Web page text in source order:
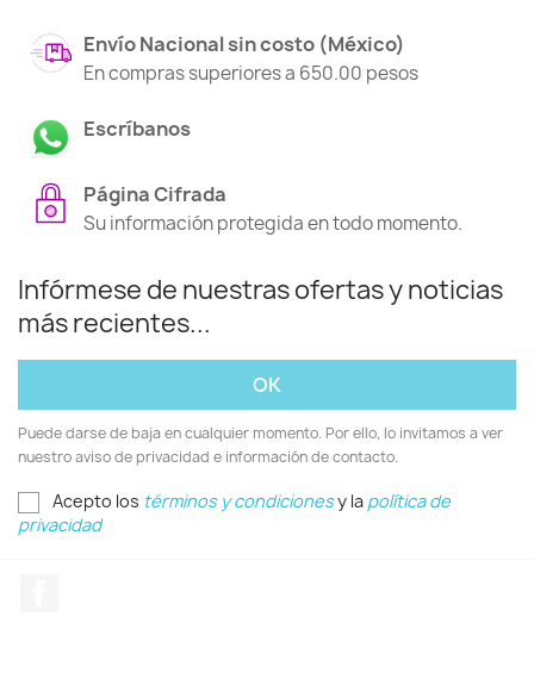
Envío Nacional sin costo (México)
En compras superiores a 650.00 pesos
Escríbanos
Página Cifrada
Su información protegida en todo momento.
Infórmese de nuestras ofertas y noticias
más recientes...
Puede darse de baja en cualquier momento. Por ello, lo invitamos a ver
nuestro aviso de privacidad e información de contacto.
Acepto los términos y condicionesy la política de
privacidad